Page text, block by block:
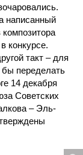
написанный
конкурсе.
такт – для
бы переделать
14 декабря
Советских
– Эль-